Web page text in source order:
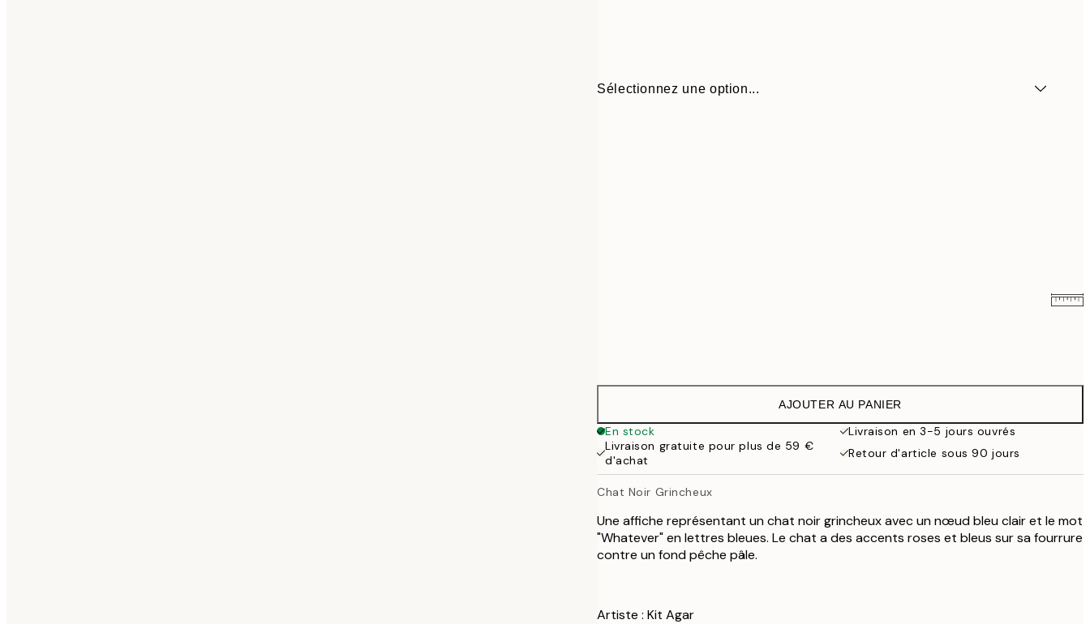
Sélectionnez une option...
21,95 €
38 €
100x150 cm
AJOUTER AU PANIER
En stock
Livraison en 3-5 jours ouvrés
Livraison gratuite pour plus de 59 €
d'achat
Retour d'article sous 90 jours
Chat Noir Grincheux
Une affiche représentant un chat noir grincheux avec un nœud bleu clair et le mot
"Whatever" en lettres bleues. Le chat a des accents roses et bleus sur sa fourrure
contre un fond pêche pâle.
Artiste : Kit Agar